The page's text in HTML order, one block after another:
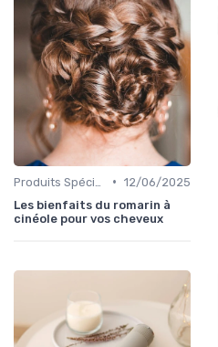
• 12/06/2025
Les bienfaits du romarin à
cinéole pour vos cheveux